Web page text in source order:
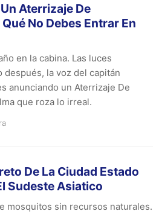
Aterrizaje De
No Debes Entrar En
en la cabina. Las luces
después, la voz del capitán
anunciando un Aterrizaje De
que roza lo irreal.
De La Ciudad Estado
Sudeste Asiatico
mosquitos sin recursos naturales.